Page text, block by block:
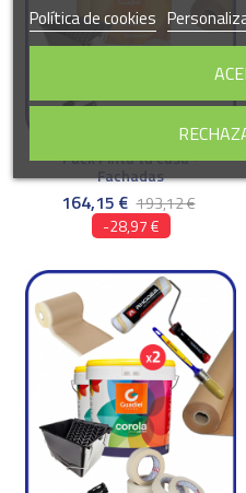
Pack Pinta tu casa -
Fachadas
164,15 € 193,12 €
-28,97 €
Política de cookies